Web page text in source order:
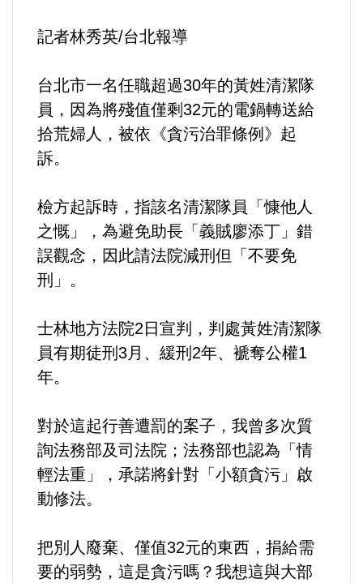
婦女/孩童
健康/養生
命理/信仰/宗教/宮廟/教會
演講/發表會/論壇/研討會
內政/社會/福利/弱勢/慈善
國際/全球
環境/資源/能源
交通運輸
中美台
正能量
餐飲美食
蔬/素食
記者林秀英/台北報導
台北市一名任職超過30年的黃姓清潔隊
員，因為將殘值僅剩32元的電鍋轉送給
拾荒婦人，被依《貪污治罪條例》起
訴。
檢方起訴時，指該名清潔隊員「慷他人
之慨」，為避免助長「義賊廖添丁」錯
誤觀念，因此請法院減刑但「不要免
刑」。
士林地方法院2日宣判，判處黃姓清潔隊
員有期徒刑3月、緩刑2年、褫奪公權1
年。
對於這起行善遭罰的案子，我曾多次質
詢法務部及司法院；法務部也認為「情
輕法重」，承諾將針對「小額貪污」啟
動修法。
把別人廢棄、僅值32元的東西，捐給需
要的弱勢，這是貪污嗎？我想這與大部